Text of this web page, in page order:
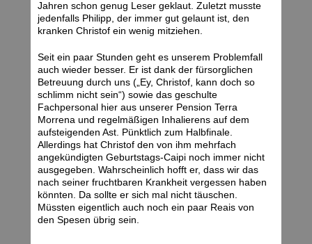
Jahren schon genug Leser geklaut. Zuletzt musste
jedenfalls Philipp, der immer gut gelaunt ist, den
kranken Christof ein wenig mitziehen.
Seit ein paar Stunden geht es unserem Problemfall
auch wieder besser. Er ist dank der fürsorglichen
Betreuung durch uns („Ey, Christof, kann doch so
schlimm nicht sein“) sowie das geschulte
Fachpersonal hier aus unserer Pension Terra
Morrena und regelmäßigen Inhalierens auf dem
aufsteigenden Ast. Pünktlich zum Halbfinale.
Allerdings hat Christof den von ihm mehrfach
angekündigten Geburtstags-Caipi noch immer nicht
ausgegeben. Wahrscheinlich hofft er, dass wir das
nach seiner fruchtbaren Krankheit vergessen haben
könnten. Da sollte er sich mal nicht täuschen.
Müssten eigentlich auch noch ein paar Reais von
den Spesen übrig sein.